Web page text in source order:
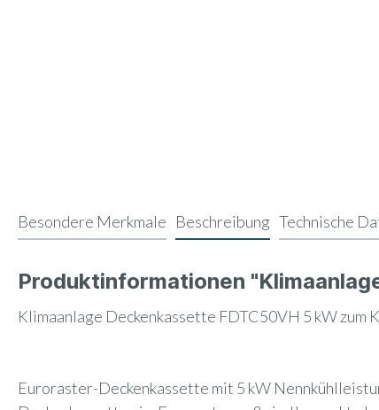
Besondere Merkmale Beschreibung Technische
Produktinformationen
Klimaanlage Deckenkassette FDTC50VH 5 kW zum
Euroraster-Deckenkassette mit 5 kW